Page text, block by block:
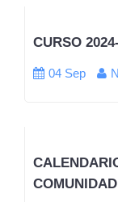
CURSO
04 Sep